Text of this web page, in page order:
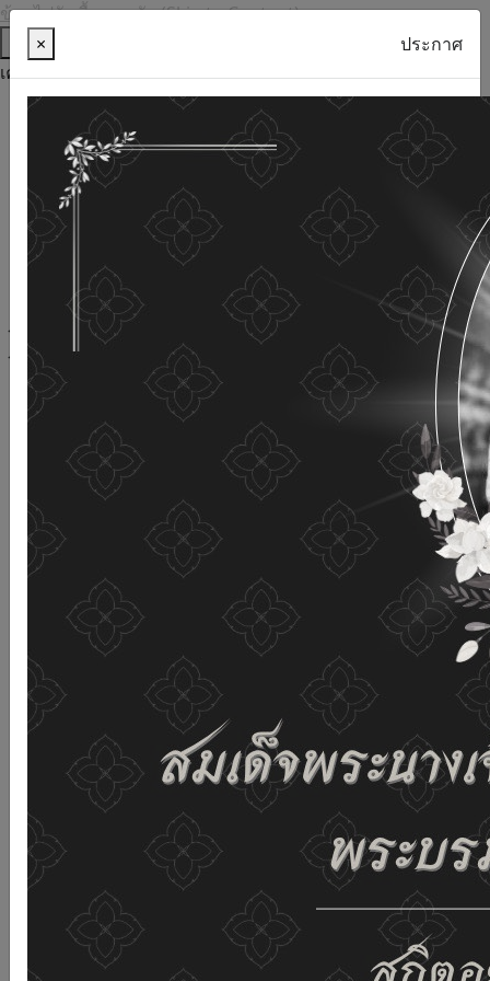
ข้ามไปยังเนื้อหาหลัก (Skip to Content)
ช่วยเหลือ
เครื่องมือการเข้าถึง
ภาษาไทย
ภาษาอังกฤษ
เพิ่มขนาดตัวอักษร
ลดขนาดตัวอักษร
ขนาดตัวอักษรปกติ
ความคมชัดสูง
ความคมชัดเชิงลบ
ความคมชัดปกติ
เปิดอ่านด้วยเสียง
ปิดอ่านด้วยเสียง
ผังเว็บไซต์
เว็บไซต์นี้ใช้คุกกี้ (Cookies)
กรมกิจการผู้สูงอายุ
ให้ความสำคัญต่อข้อมูลส่วนบุคคลของ
ท่าน เพื่อการพัฒนาและปรับปรุงเว็บไซต์ หากท่านใช้บริการ
เว็บไซต์นี้โดยไม่มีการปรับตั้งค่าใดๆ แสดงว่าท่านยินยอมที่จะ
รับคุกกี้บนเว็บไซต์ และนโยบายสิทธิส่วนบุคคลของเรา
ดูรายละเอียด ยอมรับทั้งหมด
02-659-6811 saraban@dop.mail.go.th
เปลี่ยนการแสดงผล
ก-ก
× ประกาศ